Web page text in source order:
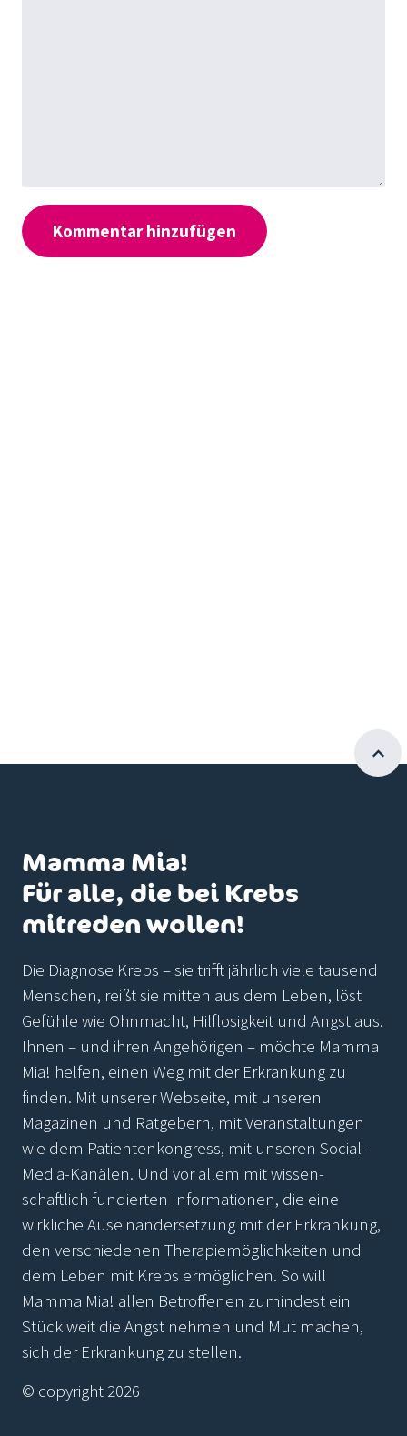
Mamma Mia!
Für alle, die bei Krebs
mitreden wollen!
Die Diagnose Krebs – sie trifft jährlich viele tausend
Menschen, reißt sie mitten aus dem Leben, löst
Gefühle wie Ohnmacht, Hilflosigkeit und Angst aus.
Ihnen – und ihren Angehörigen – möchte Mamma
Mia! helfen, einen Weg mit der Erkrankung zu
finden. Mit unserer Webseite, mit unseren
Magazinen und Ratgebern, mit Veranstaltungen
wie dem Patientenkongress, mit unseren Social-
Media-Kanälen. Und vor allem mit wissen-
schaftlich fundierten Informationen, die eine
wirkliche Auseinandersetzung mit der Erkrankung,
den verschiedenen Therapiemöglichkeiten und
dem Leben mit Krebs ermöglichen. So will
Mamma Mia! allen Betroffenen zumindest ein
Stück weit die Angst nehmen und Mut machen,
sich der Erkrankung zu stellen.
© copyright 2026